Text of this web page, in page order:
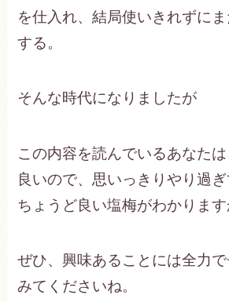
を仕入れ、結局使いきれずに
する。
そんな時代になりましたが
この内容を読んでいるあなた
良いので、思いっきりやり過ぎ
ちょうど良い塩梅がわかります
ぜひ、興味あることには全力
みてくださいね。